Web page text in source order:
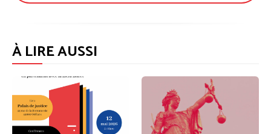
À LIRE AUSSI